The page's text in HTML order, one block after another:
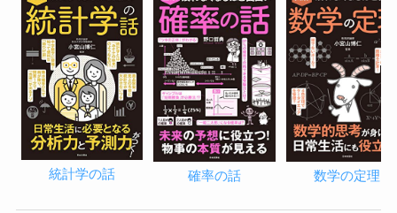
統計学の話 確率の話 数学の定理